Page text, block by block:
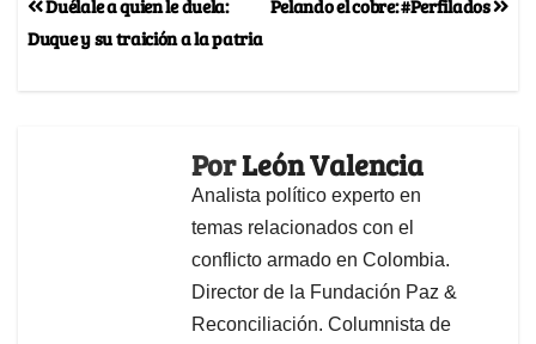
Pelando el cobre: #Perfilados
Duélale a quien le duela:
Duque y su traición a la patria
PorLeón Valencia
Analista político experto en
temas relacionados con el
conflicto armado en Colombia.
Director de la Fundación Paz &
Reconciliación. Columnista de